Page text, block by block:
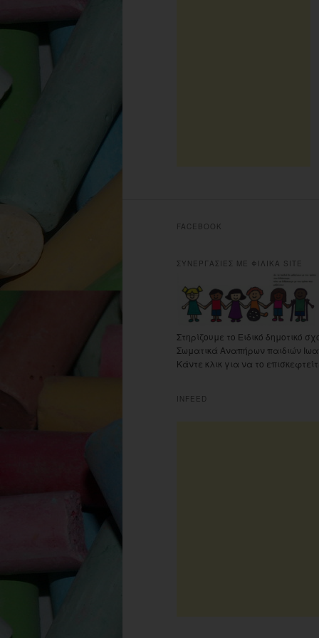
FACEBOOK
ΣΥΝΕΡΓΑΣΙΕΣ ΜΕ ΦΙΛΙΚΑ SITE
Στηρίζουμε το Ειδικό δημοτικό
Σωματικά Αναπήρων παιδιών
Κάντε κλικ για να το
INFEED